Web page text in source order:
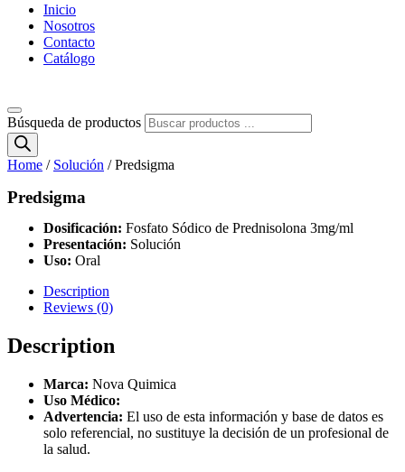
Inicio
Nosotros
Contacto
Catálogo
Búsqueda de productos
Home / Solución / Predsigma
Predsigma
Dosificación: Fosfato Sódico de Prednisolona 3mg/ml
Presentación: Solución
Uso: Oral
Description
Reviews (0)
Description
Marca: Nova Quimica
Uso Médico:
Advertencia: El uso de esta información y base de datos es
solo referencial, no sustituye la decisión de un profesional de
la salud.